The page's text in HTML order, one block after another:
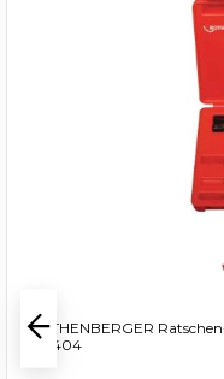
ROTHENBERGER
222404